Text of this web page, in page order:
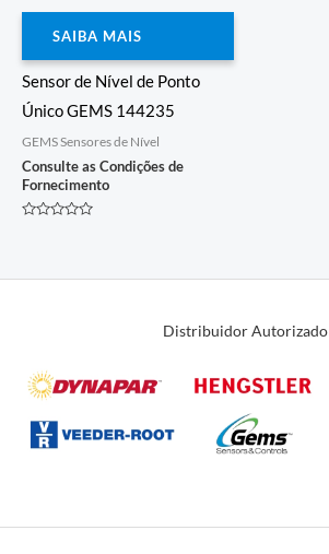
SAIBA MAIS
Sensor de Nível de Ponto
Único GEMS 144235
GEMS Sensores de Nível
Consulte as Condições de
Fornecimento
Distribuidor Autorizado